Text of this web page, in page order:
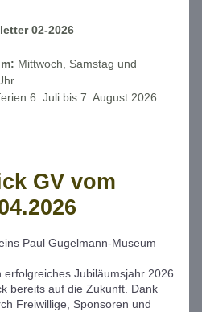
02-2026
Mittwoch, Samstag und
6. Juli bis 7. August 2026
GV vom
Paul Gugelmann-Museum
erfolgreiches Jubiläumsjahr 2026
bereits auf die Zukunft. Dank
Freiwillige, Sponsoren und